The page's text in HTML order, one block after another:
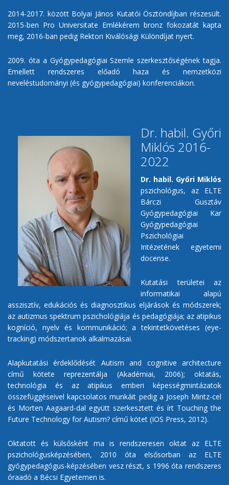
2014-2017. között Bolyai János Kutatói Ösztöndíjban részesült.
2015-ben Pro Universitate Emlékérem bronz fokozatát kapta
meg, 2016-ban pedig Rektori Kiválósági Különdíjat nyert.
2009. óta a Gyógypedagógiai Szemle szerkesztőségének tagja.
Emellett rendszeres előadó haza és nemzetközi
neveléstudományi (és gyógypedagógiai) konferenciákon.
Dr. habil. Győri
Miklós 2016-
2022
Dr. habil. Győri Miklós
pszichológus, az ELTE
Bárczi Gusztáv
Gyógypedagógiai Kar
Gyógypedagógiai
Pszichológiai
Intézetének egyetemi
docense.
Kutatási területei az
informatikai alapú
asszisztív, edukációs és diagnosztikus eljárások és módszerek;
az autizmus spektrum pszichológiája és pedagógiája; az atipikus
kogníció, nyelv és kommunikáció; a tekintetkövetéses (eye-
tracking) módszertanok alkalmazásai.
Alapkutatási érdeklődését Autism and cognitive architecture
című kötete reprezentálja (Akadémiai, 2006); oktatás,
technológia és az atipikus emberi képességmintázatok
összefüggéseivel kapcsolatos munkáit pedig a Joseph Mintz-cel
és Morten Aagaard-dal együtt szerkesztett és írt Touching the
Future Technology for Autism? című kötet (IOS Press, 2012).
Oktatott és külsősként ma is rendszeresen oktat az ELTE
pszichológusképzésében, 2010 óta elsősorban az ELTE
gyógypedagógus-képzésében vesz részt, s 1996 óta rendszeres
óraadó a Bécsi Egyetemen is.